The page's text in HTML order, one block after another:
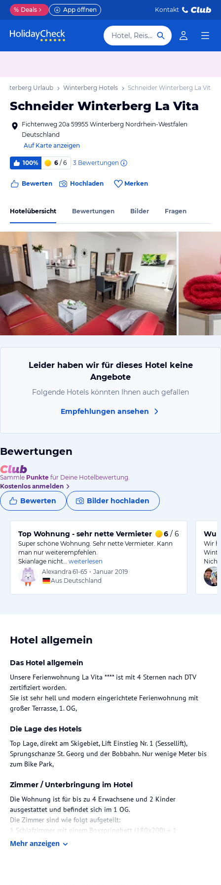
% Deals App öffnen Kontakt
Hotel, Reiseziel
Urlaub Winterberg Hotels Schneider Winterberg La Vita
Schneider Winterberg La Vita
Fichtenweg 20a 59955 Winterberg Nordrhein-Westfalen
Deutschland
Auf Karte anzeigen
100% 6 / 6 3 Bewertungen
Bewerten Hochladen Merken
Hotelübersicht Bewertungen Bilder Fragen
Leider haben wir für dieses Hotel keine
Angebote
Folgende Hotels könnten Ihnen auch gefallen
Empfehlungen ansehen
Bewertungen
Sammle Punkte für Deine Hotelbewertung.
Kostenlos anmelden
Bewerten Bilder hochladen
Top Wohnung - sehr nette Vermieter !!! 6 / 6
Super schöne Wohnung. Sehr nette Vermieter. Kann
man nur weiterempfehlen.
Skianlage nicht…
weiterlesen
Alexandra 61-65 • Januar 2019
Aus Deutschland
Wir
Hotel allgemein
Das Hotel allgemein
Unsere Ferienwohnung La Vita **** ist mit 4 Sternen nach DTV
zertifiziert worden.
Sie ist sehr hell und modern eingerichtete Ferienwohnung mit
großer Terrasse, 1. OG,
Die Lage des Hotels
Top Lage, direkt am Skigebiet, Lift Einstieg Nr. 1 (Sessellift),
Sprungschanze St. Georg und der Bobbahn. Nur wenige Meter bis
zum Bike Park,
Zimmer / Unterbringung im Hotel
Die Wohnung ist für bis zu 4 Erwachsene und 2 Kinder
ausgestattet und befindet sich im 1 OG.
Die Zimmer sind wie folgt aufgeteilt:
1 Schlafzimmer mit einem Boxspringbett (180x200) + 1
Etagenbett für 2 Personen
Mehr anzeigen